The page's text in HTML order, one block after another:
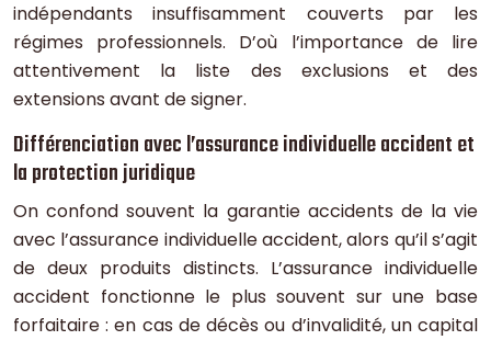
indépendants insuffisamment couverts par les
régimes professionnels. D’où l’importance de lire
attentivement la liste des exclusions et des
extensions avant de signer.
Différenciation avec l’assurance individuelle accident et
la protection juridique
On confond souvent la garantie accidents de la vie
avec l’assurance individuelle accident, alors qu’il s’agit
de deux produits distincts. L’assurance individuelle
accident fonctionne le plus souvent sur une base
forfaitaire : en cas de décès ou d’invalidité, un capital